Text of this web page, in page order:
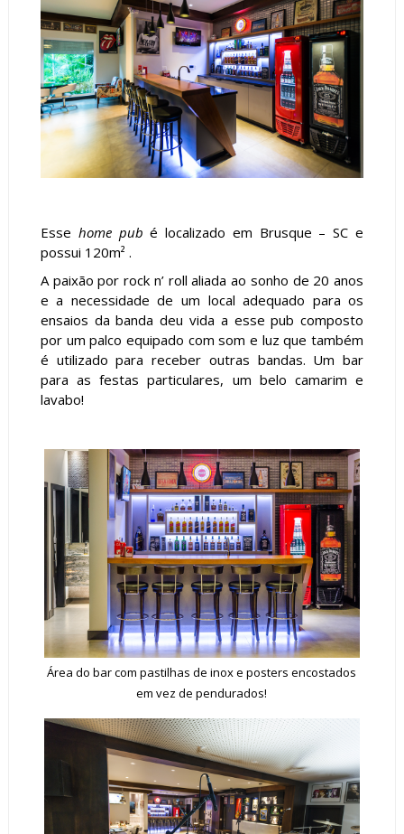
Esse home pub é localizado em Brusque – SC e
possui 120m² .
A paixão por rock n’ roll aliada ao sonho de 20 anos
e a necessidade de um local adequado para os
ensaios da banda deu vida a esse pub composto
por um palco equipado com som e luz que também
é utilizado para receber outras bandas. Um bar
para as festas particulares, um belo camarim e
lavabo!
Área do bar com pastilhas de inox e posters encostados
em vez de pendurados!